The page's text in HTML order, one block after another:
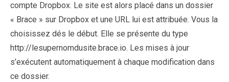
compte Dropbox. Le site est alors placé dans un dossier
« Brace » sur Dropbox et une URL lui est attribuée. Vous la
choisissez dés le début. Elle se présente du type
http://lesupernomdusite.brace.io. Les mises à jour
s’exécutent automatiquement à chaque modification dans
ce dossier.